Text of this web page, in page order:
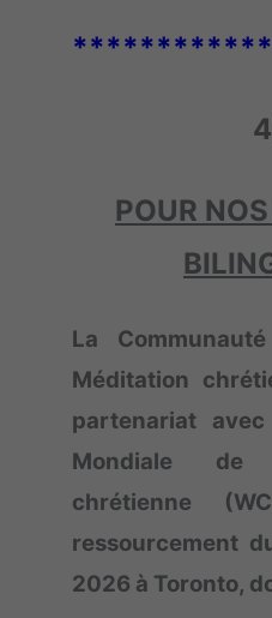
POUR
La
Méditation
partenariat
Mondiale de
chrétienne
ressourcement
2026 à Toronto,